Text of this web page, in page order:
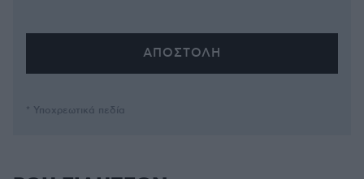
* Υποχρεωτικά πεδία